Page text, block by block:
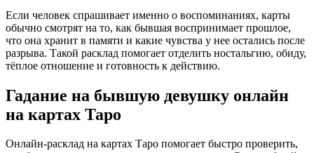
Если человек спрашивает именно о воспоминаниях, карты
обычно смотрят на то, как бывшая воспринимает прошлое,
что она хранит в памяти и какие чувства у нее остались после
разрыва. Такой расклад помогает отделить ностальгию, обиду,
тёплое отношение и готовность к действию.
Гадание на бывшую девушку онлайн
на картах Таро
Онлайн-расклад на картах Таро помогает быстро проверить,